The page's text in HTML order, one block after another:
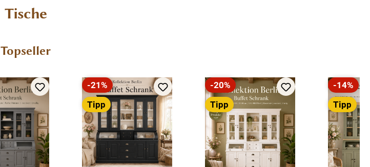
Tische
Topseller
Rabatt
-21%
Tipp
Rabatt
-20%
Tipp
Rabatt
-14%
Tipp